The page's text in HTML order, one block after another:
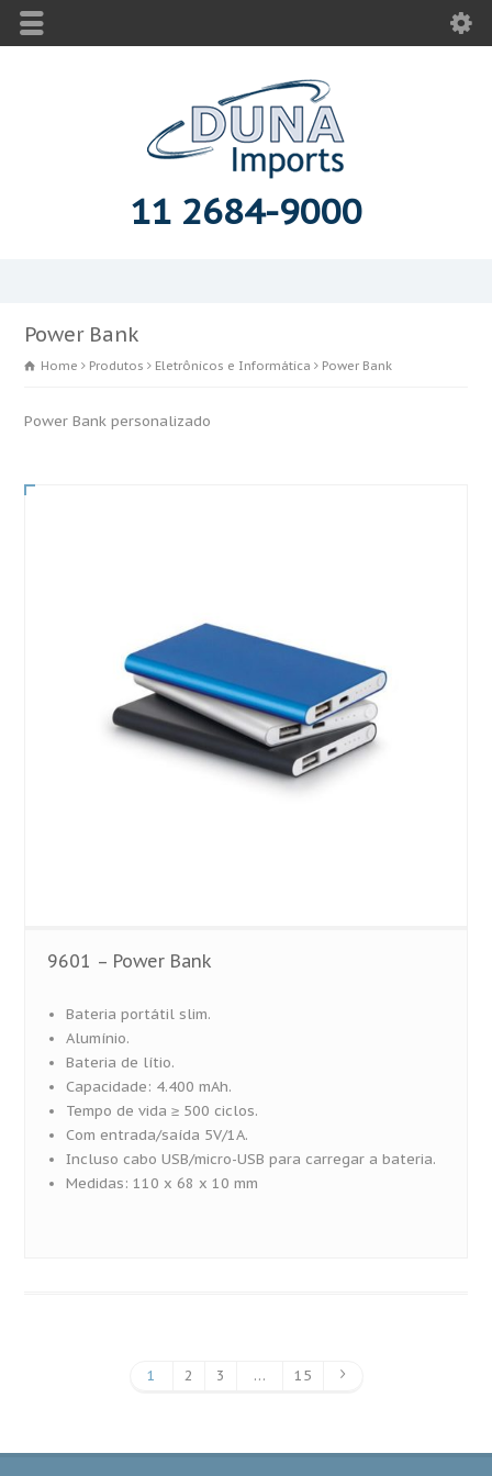
11 2684-9000
Power Bank
Home Produtos Eletrônicos e Informática Power Bank
Power Bank personalizado
9601 – Power Bank
Bateria portátil slim.
Alumínio.
Bateria de lítio.
Capacidade: 4.400 mAh.
Tempo de vida ≥ 500 ciclos.
Com entrada/saída 5V/1A.
Incluso cabo USB/micro-USB para carregar a bateria.
Medidas: 110 x 68 x 10 mm
1 2 3 … 15